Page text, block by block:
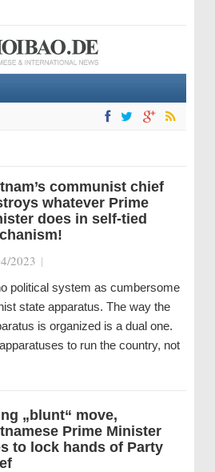
communist chief
whatever Prime
does in self-tied
2023 |
political system as cumbersome
state apparatus. The way the
is organized is a dual one.
to run the country, not
„blunt“ move,
Prime Minister
to lock hands of Party